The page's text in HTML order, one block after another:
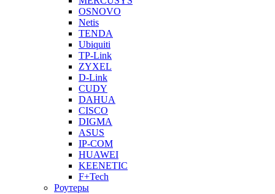
OSNOVO
Netis
TENDA
Ubiquiti
TP-Link
ZYXEL
D-Link
CUDY
DAHUA
CISCO
DIGMA
ASUS
IP-COM
HUAWEI
KEENETIC
F+Tech
Роутеры